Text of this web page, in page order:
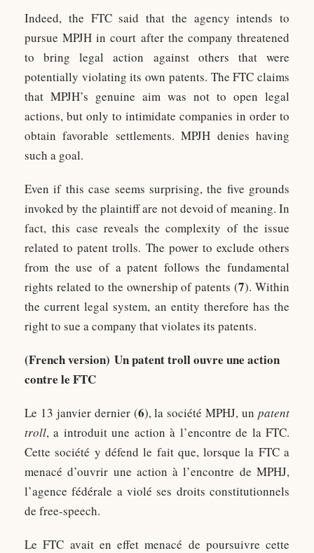
Indeed, the FTC said that the agency intends to
pursue MPJH in court after the company threatened
to bring legal action against others that were
potentially violating its own patents. The FTC claims
that MPJH’s genuine aim was not to open legal
actions, but only to intimidate companies in order to
obtain favorable settlements. MPJH denies having
such a goal.
Even if this case seems surprising, the five grounds
invoked by the plaintiff are not devoid of meaning. In
fact, this case reveals the complexity of the issue
related to patent trolls. The power to exclude others
from the use of a patent follows the fundamental
rights related to the ownership of patents (7). Within
the current legal system, an entity therefore has the
right to sue a company that violates its patents.
(French version) Un patent troll ouvre une action
contre le FTC
Le 13 janvier dernier (6), la société MPHJ, un patent
troll, a introduit une action à l’encontre de la FTC.
Cette société y défend le fait que, lorsque la FTC a
menacé d’ouvrir une action à l’encontre de MPHJ,
l’agence fédérale a violé ses droits constitutionnels
de free-speech.
Le FTC avait en effet menacé de poursuivre cette